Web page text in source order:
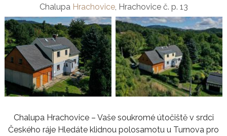
Chalupa Hrachovice, Hrachovice č. p. 13
Chalupa Hrachovice – Vaše soukromé útočiště v srdci
Českého ráje Hledáte klidnou polosamotu u Turnova pro